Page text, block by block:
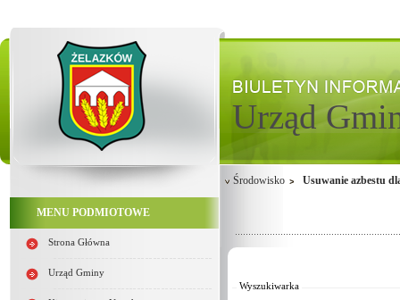
Urząd
MENU PODMIOTOWE
Strona Główna
Urząd Gminy
Środowisko Usuwanie azbestu
Wyszukiwarka